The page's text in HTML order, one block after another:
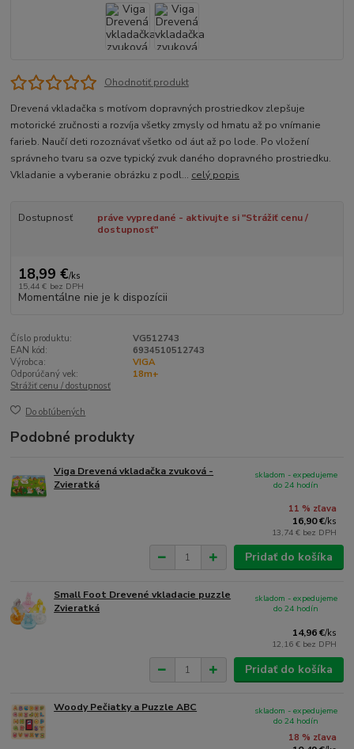
Ohodnotiť produkt
Drevená vkladačka s motívom dopravných prostriedkov zlepšuje
motorické zručnosti a rozvíja všetky zmysly od hmatu až po vnímanie
farieb. Naučí deti rozoznávať všetko od áut až po lode. Po vložení
správneho tvaru sa ozve typický zvuk daného dopravného prostriedku.
Vkladanie a vyberanie obrázku z podl... celý popis
Dostupnosť
práve vypredané - aktivujte si "Strážiť cenu /
dostupnosť"
18,99 €/ks
15,44 € bez DPH
Momentálne nie je k dispozícii
Číslo produktu:
VG512743
EAN kód:
6934510512743
Výrobca:
VIGA
Odporúčaný vek:
18m+
Strážiť cenu / dostupnosť
Do obľúbených
Podobné produkty
Viga Drevená vkladačka zvuková -
Zvieratká
11 % zľava
16,90 €/ks
13,74 € bez DPH
skladom - expedujeme
do 24 hodín
Pridať do košíka
Small Foot Drevené vkladacie puzzle
Zvieratká
14,96 €/ks
12,16 € bez DPH
skladom - expedujeme
do 24 hodín
Pridať do košíka
Woody Pečiatky a Puzzle ABC
18 % zľava
skladom - expedujeme
do 24 hodín